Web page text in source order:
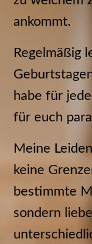
ankommt.
Regelmäßig
habe für
für euch
Meine
keine
bestimmte
sondern